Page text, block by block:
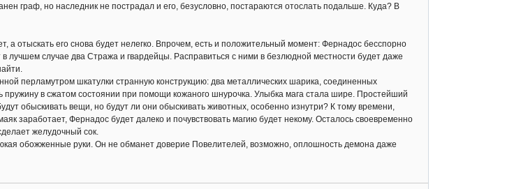
граф, но наследник не пострадал и его, безусловно, постараются отослать подальше. Куда? В
отыскать его снова будет нелегко. Впрочем, есть и положительный момент: Фернадос бесспорно
лучшем случае два Стража и гвардейцы. Расправиться с ними в безлюдной местности будет даже
перламутром шкатулки странную конструкцию: два металлических шарика, соединенных
пружину в сжатом состоянии при помощи кожаного шнурочка. Улыбка мага стала шире. Простейший
обыскивать вещи, но будут ли они обыскивать животных, особенно изнутри? К тому времени,
заработает, Фернадос будет далеко и почувствовать магию будет некому. Осталось своевременно
желудочный сок.
обожженные руки. Он не обманет доверие Повелителей, возможно, оплошность демона даже